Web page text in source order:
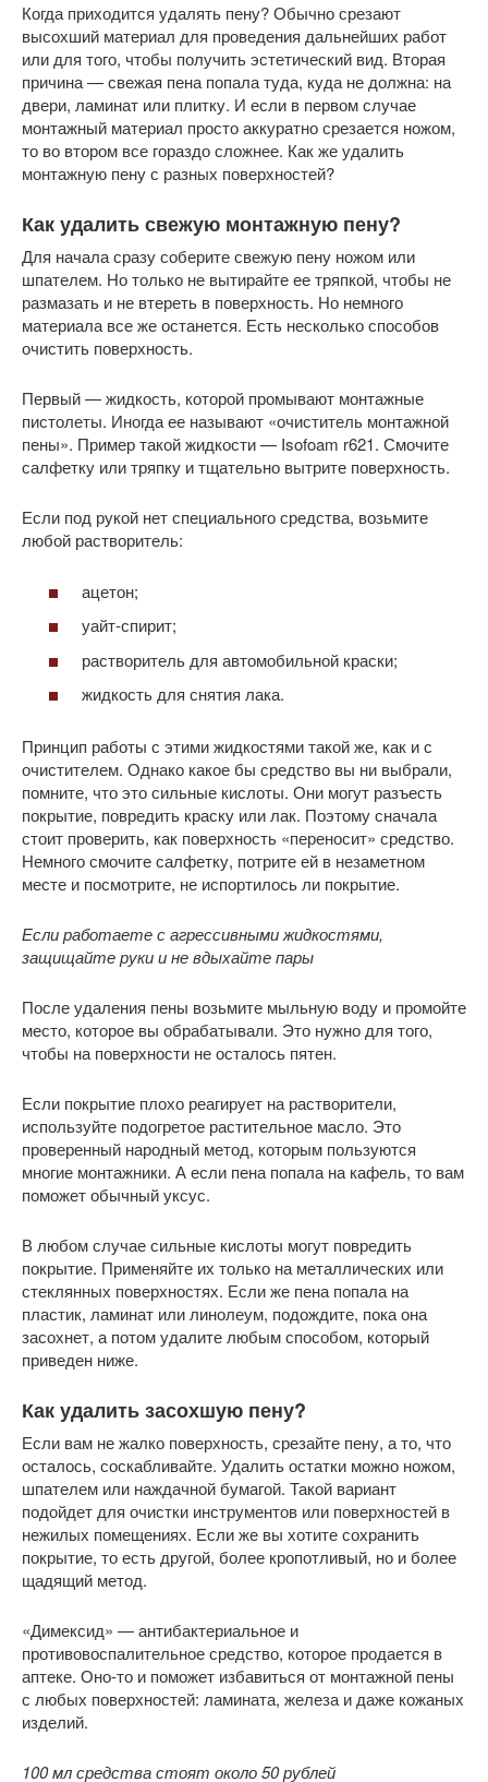
Когда приходится удалять пену? Обычно срезают
высохший материал для проведения дальнейших работ
или для того, чтобы получить эстетический вид. Вторая
причина — свежая пена попала туда, куда не должна: на
двери, ламинат или плитку. И если в первом случае
монтажный материал просто аккуратно срезается ножом,
то во втором все гораздо сложнее. Как же удалить
монтажную пену с разных поверхностей?
Как удалить свежую монтажную пену?
Для начала сразу соберите свежую пену ножом или
шпателем. Но только не вытирайте ее тряпкой, чтобы не
размазать и не втереть в поверхность. Но немного
материала все же останется. Есть несколько способов
очистить поверхность.
Первый — жидкость, которой промывают монтажные
пистолеты. Иногда ее называют «очиститель монтажной
пены». Пример такой жидкости — Isofoam r621. Смочите
салфетку или тряпку и тщательно вытрите поверхность.
Если под рукой нет специального средства, возьмите
любой растворитель:
ацетон;
уайт-спирит;
растворитель для автомобильной краски;
жидкость для снятия лака.
Принцип работы с этими жидкостями такой же, как и с
очистителем. Однако какое бы средство вы ни выбрали,
помните, что это сильные кислоты. Они могут разъесть
покрытие, повредить краску или лак. Поэтому сначала
стоит проверить, как поверхность «переносит» средство.
Немного смочите салфетку, потрите ей в незаметном
месте и посмотрите, не испортилось ли покрытие.
Если работаете с агрессивными жидкостями,
защищайте руки и не вдыхайте пары
После удаления пены возьмите мыльную воду и промойте
место, которое вы обрабатывали. Это нужно для того,
чтобы на поверхности не осталось пятен.
Если покрытие плохо реагирует на растворители,
используйте подогретое растительное масло. Это
проверенный народный метод, которым пользуются
многие монтажники. А если пена попала на кафель, то вам
поможет обычный уксус.
В любом случае сильные кислоты могут повредить
покрытие. Применяйте их только на металлических или
стеклянных поверхностях. Если же пена попала на
пластик, ламинат или линолеум, подождите, пока она
засохнет, а потом удалите любым способом, который
приведен ниже.
Как удалить засохшую пену?
Если вам не жалко поверхность, срезайте пену, а то, что
осталось, соскабливайте. Удалить остатки можно ножом,
шпателем или наждачной бумагой. Такой вариант
подойдет для очистки инструментов или поверхностей в
нежилых помещениях. Если же вы хотите сохранить
покрытие, то есть другой, более кропотливый, но и более
щадящий метод.
«Димексид» — антибактериальное и
противовоспалительное средство, которое продается в
аптеке. Оно-то и поможет избавиться от монтажной пены
с любых поверхностей: ламината, железа и даже кожаных
изделий.
100 мл средства стоят около 50 рублей